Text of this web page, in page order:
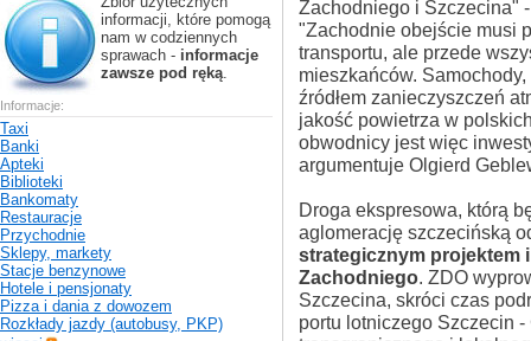
informacji, które pomogą
nam w codziennych
sprawach - informacje
zawsze pod ręką.
Informacje:
Taxi
Banki
Apteki
Biblioteki
Bankomaty
Restauracje
Przychodnie
Sklepy, markety
Stacje benzynowe
Hotele i pensjonaty
Pizza i dania z dowozem
Rozkłady jazdy (autobusy, PKP)
Zachodniego i Szczecina"
"Zachodnie obejście musi
transportu, ale przede
mieszkańców.
źródłem zanieczyszczeń
jakość powietrza w
obwodnicy jest więc
argumentuje Olgierd
Droga ekspresowa, którą
aglomerację szczecińską
strategicznym projektem
Zachodniego. ZDO
Szczecina, skróci czas
portu lotniczego Szczecin